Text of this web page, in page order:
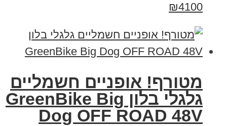
₪4100
מטורף! אופניים חשמליים
גלגלי בלון GreenBike Big
Dog OFF ROAD 48V